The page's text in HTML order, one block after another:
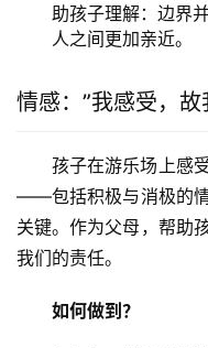
助孩子理解：边界
人之间更加亲近。
情感：”我感受，故
孩子在游乐场上感
——包括积极与消极的
关键。作为父母，帮助
我们的责任。
如何做到？